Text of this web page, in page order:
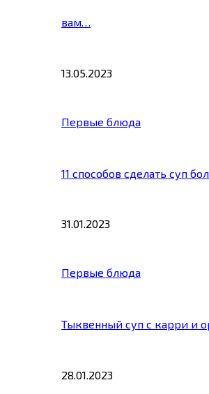
вам…
13.05.2023
Первые блюда
11 способов сделать суп
31.01.2023
Первые блюда
Тыквенный суп с карри и
28.01.2023